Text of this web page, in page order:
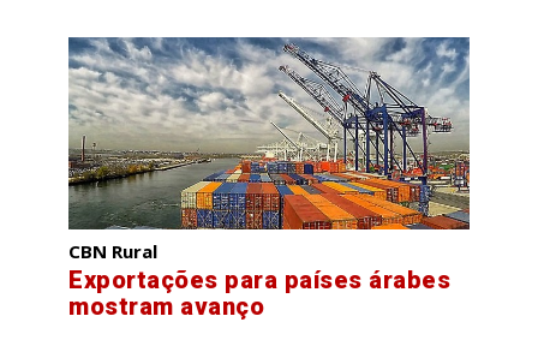
CBN Rural
Exportações para países árabes
mostram avanço